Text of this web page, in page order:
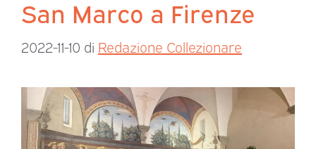
San Marco a Firenze
2022-11-10 di Redazione Collezionare